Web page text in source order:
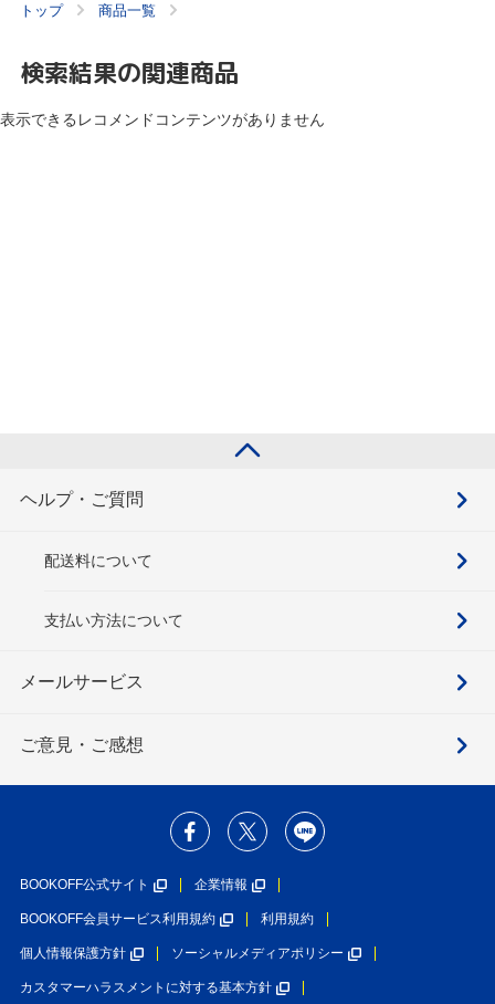
トップ 商品一覧
検索結果の関連商品
表示できるレコメンドコンテンツがありません
ヘルプ・ご質問
配送料について
支払い方法について
メールサービス
ご意見・ご感想
BOOKOFF公式サイト 企業情報
BOOKOFF会員サービス利用規約 利用規約
個人情報保護方針 ソーシャルメディアポリシー
カスタマーハラスメントに対する基本方針